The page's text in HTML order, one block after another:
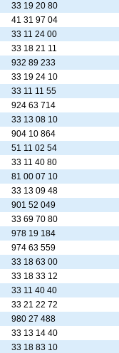
33 19 20 80
41 31 97 04
33 11 24 00
33 18 21 11
932 89 233
33 19 24 10
33 11 11 55
924 63 714
33 13 08 10
904 10 864
51 11 02 54
33 11 40 80
81 00 07 10
33 13 09 48
901 52 049
33 69 70 80
978 19 184
974 63 559
33 18 63 00
33 18 33 12
33 11 40 40
33 21 22 72
980 27 488
33 13 14 40
33 18 83 10